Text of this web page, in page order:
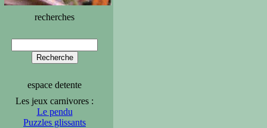
recherches
espace detente
Les jeux carnivores :
Le pendu
Puzzles glissants